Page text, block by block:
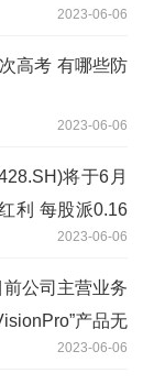
2023-06-06
高考 有哪些防
2023-06-06
将于6月
利 每股派0.16
2023-06-06
公司主营业务
产品无
2023-06-06